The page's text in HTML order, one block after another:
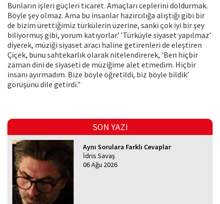
Bunların işleri güçleri ticaret. Amaçları ceplerini doldurmak.
Böyle şey olmaz. Ama bu insanlar hazırcılığa alıştığı gibi bir
de bizim ürettiğimiz türkülerin üzerine, sanki çok iyi bir şey
biliyormuş gibi, yorum katıyorlar.’ ’Türküyle siyaset yapılmaz’
diyerek, müziği siyaset aracı haline getirenleri de eleştiren
Çiçek, bunu sahtekarlık olarak nitelendirerek, ’Ben hiçbir
zaman dini de siyaseti de müziğime alet etmedim. Hiçbir
insanı ayırmadım. Bize böyle öğretildi, biz böyle bildik’
görüşünü dile getirdi."
SON YAZI
Aynı Sorulara Farklı Cevaplar
İdris Savaş
06 Ağu 2026